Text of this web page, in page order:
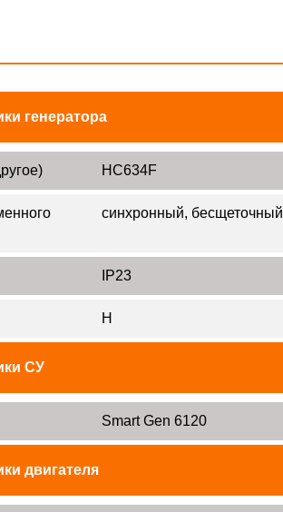
генератора
HC634F
синхронный, бесщеточный
IP23
H
СУ
Smart Gen 6120
двигателя